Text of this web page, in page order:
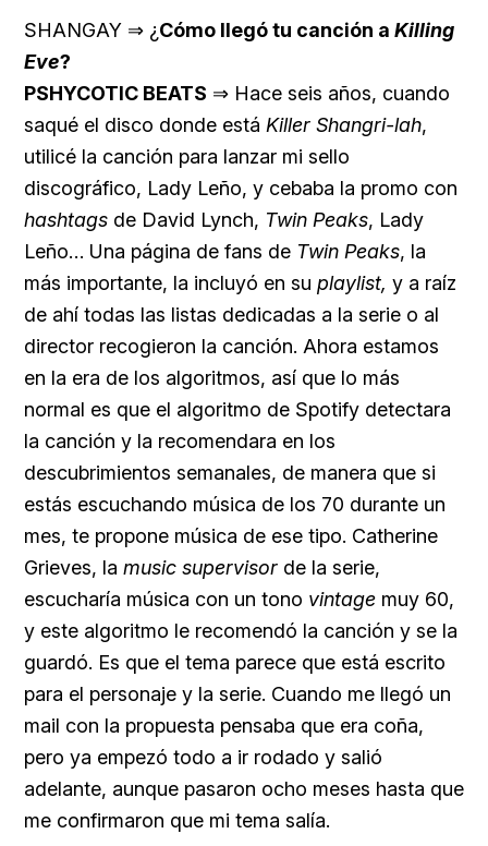
SHANGAY ⇒ ¿Cómo llegó tu canción a Killing
Eve?
PSHYCOTIC BEATS ⇒ Hace seis años, cuando
saqué el disco donde está Killer Shangri-lah,
utilicé la canción para lanzar mi sello
discográfico, Lady Leño, y cebaba la promo con
hashtags de David Lynch, Twin Peaks, Lady
Leño… Una página de fans de Twin Peaks, la
más importante, la incluyó en su playlist, y a raíz
de ahí todas las listas dedicadas a la serie o al
director recogieron la canción. Ahora estamos
en la era de los algoritmos, así que lo más
normal es que el algoritmo de Spotify detectara
la canción y la recomendara en los
descubrimientos semanales, de manera que si
estás escuchando música de los 70 durante un
mes, te propone música de ese tipo. Catherine
Grieves, la music supervisor de la serie,
escucharía música con un tono vintage muy 60,
y este algoritmo le recomendó la canción y se la
guardó. Es que el tema parece que está escrito
para el personaje y la serie. Cuando me llegó un
mail con la propuesta pensaba que era coña,
pero ya empezó todo a ir rodado y salió
adelante, aunque pasaron ocho meses hasta que
me confirmaron que mi tema salía.